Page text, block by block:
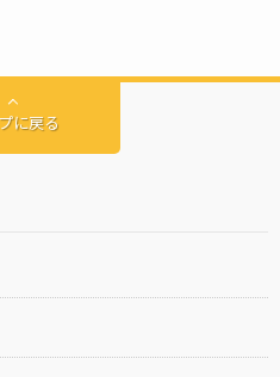
に戻る